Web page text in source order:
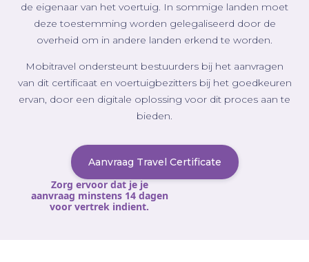
de eigenaar van het voertuig. In sommige landen moet
deze toestemming worden gelegaliseerd door de
overheid om in andere landen erkend te worden.
Mobitravel ondersteunt bestuurders bij het aanvragen
van dit certificaat en voertuigbezitters bij het goedkeuren
ervan, door een digitale oplossing voor dit proces aan te
bieden.
Aanvraag Travel Certificate
Zorg ervoor dat je je
aanvraag minstens 14 dagen
voor vertrek indient.